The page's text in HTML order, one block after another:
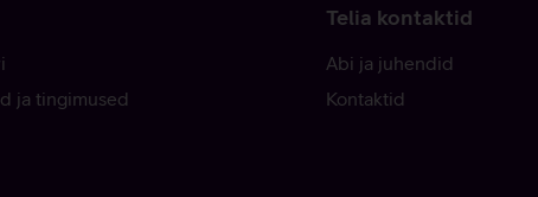
ja tingimused
Telia kontaktid
Abi ja juhendid
Kontaktid